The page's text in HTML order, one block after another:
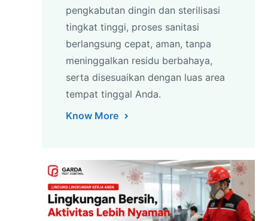
pengkabutan dingin dan sterilisasi
tingkat tinggi, proses sanitasi
berlangsung cepat, aman, tanpa
meninggalkan residu berbahaya,
serta disesuaikan dengan luas area
tempat tinggal Anda.
Know More